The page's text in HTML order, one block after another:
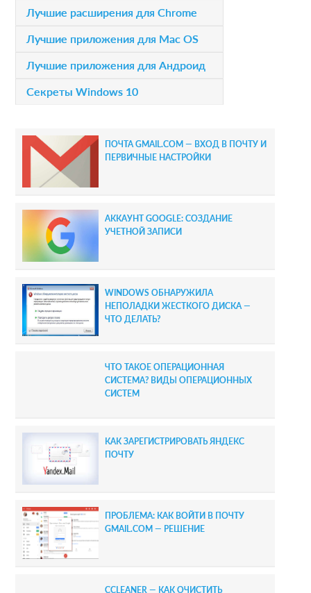
m
y
S
d
e
b
a
r
Лучшие расширения для Chrome
Лучшие приложения для Mac OS
Лучшие приложения для Андроид
Секреты Windows 10
ПОЧТА GMAIL.COM — ВХОД В ПОЧТУ И
ПЕРВИЧНЫЕ НАСТРОЙКИ
АККАУНТ GOOGLE: СОЗДАНИЕ
УЧЕТНОЙ ЗАПИСИ
WINDOWS ОБНАРУЖИЛА
НЕПОЛАДКИ ЖЕСТКОГО ДИСКА —
ЧТО ДЕЛАТЬ?
ЧТО ТАКОЕ ОПЕРАЦИОННАЯ
СИСТЕМА? ВИДЫ ОПЕРАЦИОННЫХ
СИСТЕМ
КАК ЗАРЕГИСТРИРОВАТЬ ЯНДЕКС
ПОЧТУ
ПРОБЛЕМА: КАК ВОЙТИ В ПОЧТУ
GMAIL.COM — РЕШЕНИЕ
CCLEANER — КАК ОЧИСТИТЬ